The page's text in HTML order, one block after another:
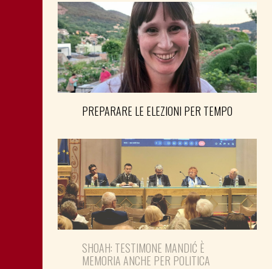
PREPARARE LE ELEZIONI PER TEMPO
SHOAH: TESTIMONE MANDIĆ È
MEMORIA ANCHE PER POLITICA